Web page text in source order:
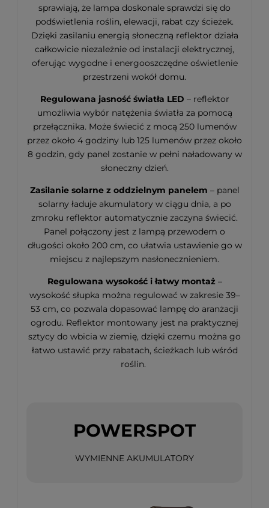
sprawiają, że lampa doskonale sprawdzi się do
podświetlenia roślin, elewacji, rabat czy ścieżek.
Dzięki zasilaniu energią słoneczną reflektor działa
całkowicie niezależnie od instalacji elektrycznej,
oferując wygodne i energooszczędne oświetlenie
przestrzeni wokół domu.
Regulowana jasność światła LED – reflektor
umożliwia wybór natężenia światła za pomocą
przełącznika. Może świecić z mocą 250 lumenów
przez około 4 godziny lub 125 lumenów przez około
8 godzin, gdy panel zostanie w pełni naładowany w
słoneczny dzień.
Zasilanie solarne z oddzielnym panelem – panel
solarny ładuje akumulatory w ciągu dnia, a po
zmroku reflektor automatycznie zaczyna świecić.
Panel połączony jest z lampą przewodem o
długości około 200 cm, co ułatwia ustawienie go w
miejscu z najlepszym nasłonecznieniem.
Regulowana wysokość i łatwy montaż–
wysokość słupka można regulować w zakresie 39–
53 cm, co pozwala dopasować lampę do aranżacji
ogrodu. Reflektor montowany jest na praktycznej
sztycy do wbicia w ziemię, dzięki czemu można go
łatwo ustawić przy rabatach, ścieżkach lub wśród
roślin.
POWERSPOT
WYMIENNE AKUMULATORY